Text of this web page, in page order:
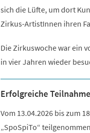
sich die Lüfte, um dort
Zirkus-ArtistInnen ihren
Die Zirkuswoche war ein
in vier Jahren wieder
Erfolgreiche
Vom 13.04.2026 bis zum
„SpoSpiTo“